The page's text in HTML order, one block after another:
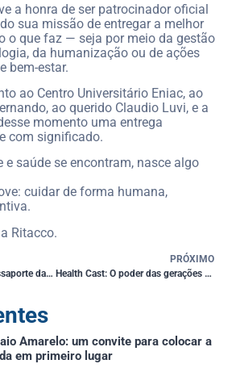
a honra de ser patrocinador oficial
sua missão de entregar a melhor
o que faz — seja por meio da gestão
da humanização ou de ações
bem-estar.
ao Centro Universitário Eniac, ao
ao querido Claudio Luvi, e a
momento uma entrega
com significado.
e saúde se encontram, nasce algo
cuidar de forma humana,
Ritacco.
Certificado Digital: o passaporte da sua identidade no mundo online
PRÓXIMO
Health Cast: O poder das gerações no ambiente de trabalho
Amarelo: um convite para colocar a
em primeiro lugar